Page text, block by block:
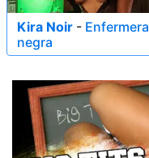
Kira Noir - Enfermera
negra